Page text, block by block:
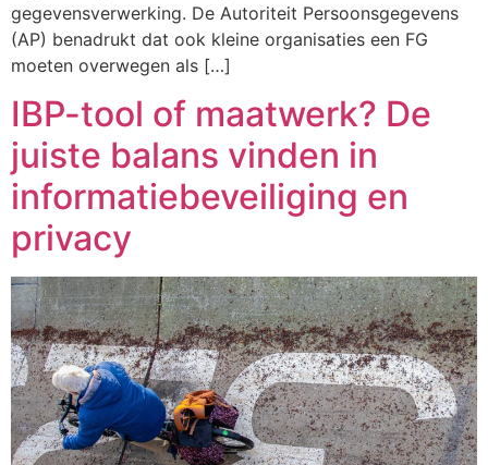
gegevensverwerking. De Autoriteit Persoonsgegevens
(AP) benadrukt dat ook kleine organisaties een FG
moeten overwegen als […]
IBP-tool of maatwerk? De
juiste balans vinden in
informatiebeveiliging en
privacy